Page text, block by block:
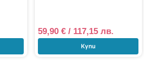
59,90 €/ 117,15 лв.
Купи